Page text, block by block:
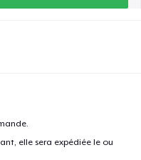
elle sera expédiée le ou